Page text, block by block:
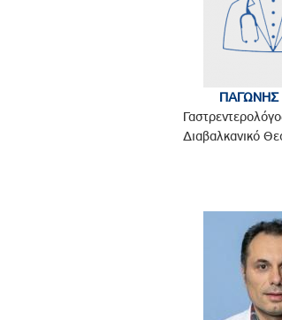
Διαβαλκανικό